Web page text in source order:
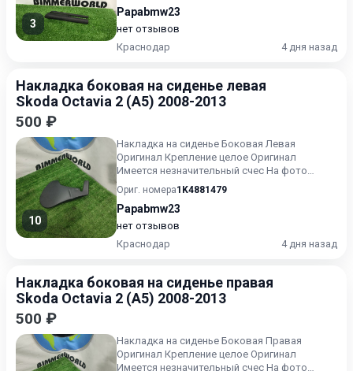
3
Papabmw23
нет отзывов
Краснодар
4 дня назад
Накладка боковая на сиденье левая
Skoda Octavia 2 (A5) 2008-2013
500 ₽
10
Накладка на сиденье Боковая Левая
Оригинал Крепление целое Оригинал
Имеется незначительный счес На фото
отображено Skoda Octavia 2 A5 RS Шко...
Ориг. номера1K4881479
Papabmw23
нет отзывов
Краснодар
4 дня назад
Накладка боковая на сиденье правая
Skoda Octavia 2 (A5) 2008-2013
500 ₽
Накладка на сиденье Боковая Правая
Оригинал Крепление целое Оригинал
Имеется незначительный счес На фото